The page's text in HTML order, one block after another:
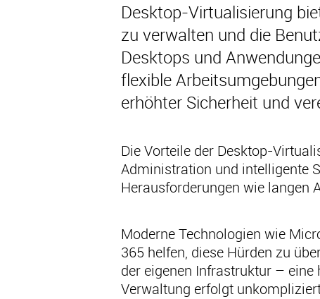
Desktop-Virtualisierung
zu verwalten und die
Desktops und
flexible
erhöhter Sicherheit und
Die Vorteile der Desktop-
Administration und intelligente
Herausforderungen wie langen
Moderne Technologien wie
365 helfen, diese Hürden zu
der eigenen Infrastruktur –
Verwaltung erfolgt